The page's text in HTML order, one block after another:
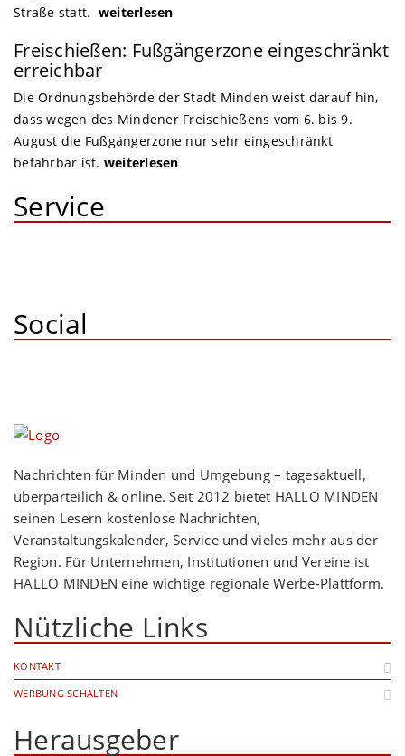
Straße statt. weiterlesen
Freischießen: Fußgängerzone eingeschränkt
erreichbar
Die Ordnungsbehörde der Stadt Minden weist darauf hin,
dass wegen des Mindener Freischießens vom 6. bis 9.
August die Fußgängerzone nur sehr eingeschränkt
befahrbar ist. weiterlesen
Service
Social
Nachrichten für Minden und Umgebung – tagesaktuell,
überparteilich & online. Seit 2012 bietet HALLO MINDEN
seinen Lesern kostenlose Nachrichten,
Veranstaltungskalender, Service und vieles mehr aus der
Region. Für Unternehmen, Institutionen und Vereine ist
HALLO MINDEN eine wichtige regionale Werbe-Plattform.
Nützliche Links
KONTAKT
WERBUNG SCHALTEN
Herausgeber